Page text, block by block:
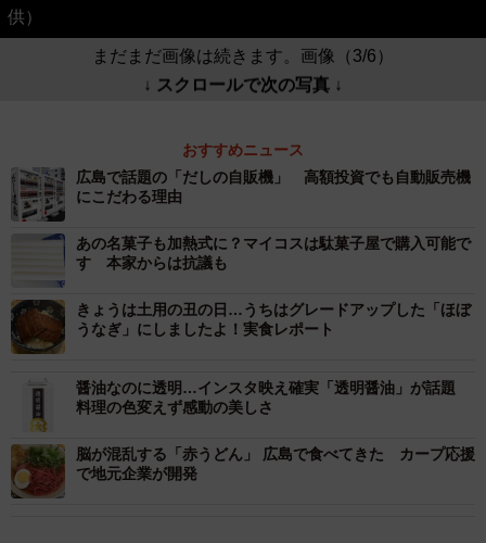
供）
まだまだ画像は続きます。画像（3/6）
↓ スクロールで次の写真 ↓
おすすめニュース
広島で話題の「だしの自販機」 高額投資でも自動販売機
にこだわる理由
あの名菓子も加熱式に？マイコスは駄菓子屋で購入可能で
す 本家からは抗議も
きょうは土用の丑の日…うちはグレードアップした「ほぼ
うなぎ」にしましたよ！実食レポート
醤油なのに透明…インスタ映え確実「透明醤油」が話題
料理の色変えず感動の美しさ
脳が混乱する「赤うどん」 広島で食べてきた カープ応援
で地元企業が開発